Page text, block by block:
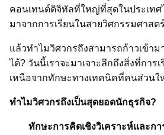
คอนเทนต์ดิจิทัลที่ใหญ่ที่สุดในประเท
มาจากการเรียนในสายวิศกรรมศาสต
แล้วทำไมวิศวกรถึงสามารถก้าวเข้าม
ได้? วันนี้เราจะมาเจาะลึกถึงสิ่งที่การ
เหนือจากทักษะทางเทคนิคที่คนส่วน
ทำไมวิศวกรถึงเป็นสุดยอดนักธุรกิจ?
ทักษะการคิดเชิงวิเคราะห์และก